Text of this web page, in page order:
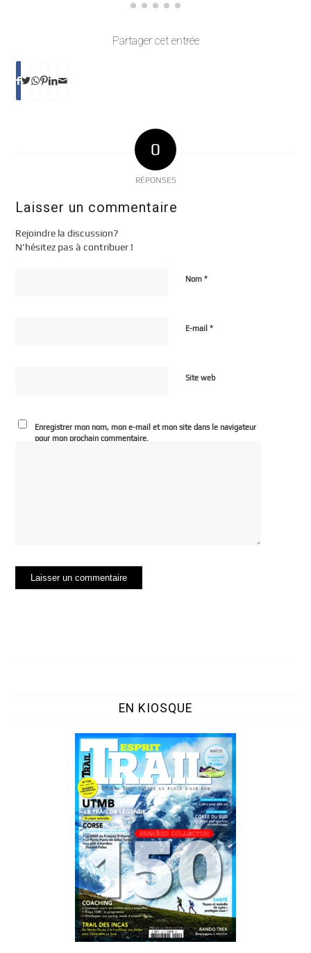
Partager cet entrée
0
RÉPONSES
Laisser un commentaire
Rejoindre la discussion?
N’hésitez pas à contribuer !
Nom*
E-mail*
Site web
Enregistrer mon nom, mon e-mail et mon site dans le navigateur
pour mon prochain commentaire.
EN KIOSQUE